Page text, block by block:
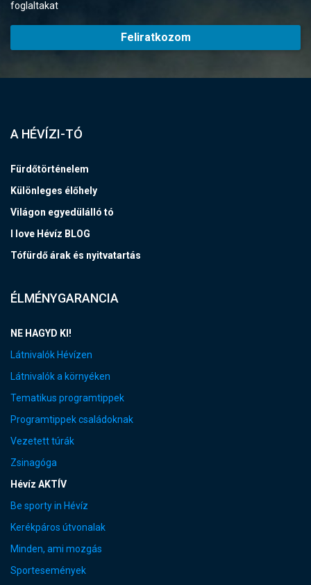
foglaltakat
Feliratkozom
A HÉVÍZI-TÓ
Fürdőtörténelem
Különleges élőhely
Világon egyedülálló tó
I love Hévíz BLOG
Tófürdő árak és nyitvatartás
ÉLMÉNYGARANCIA
NE HAGYD KI!
Látnivalók Hévízen
Látnivalók a környéken
Tematikus programtippek
Programtippek családoknak
Vezetett túrák
Zsinagóga
Hévíz AKTÍV
Be sporty in Hévíz
Kerékpáros útvonalak
Minden, ami mozgás
Sportesemények